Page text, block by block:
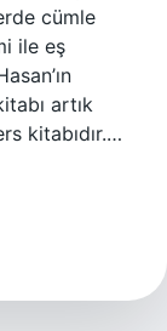
cümle
ile eş
artık
kitabıdır.…